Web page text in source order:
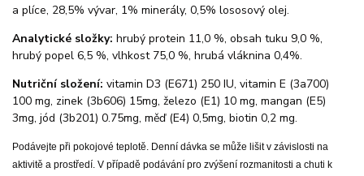
a plíce, 28,5% vývar, 1% minerály, 0,5% lososový olej.
Analytické složky: hrubý protein 11,0 %, obsah tuku 9,0 %,
hrubý popel 6,5 %, vlhkost 75,0 %, hrubá vláknina 0,4%.
Nutriční složení: vitamin D3 (E671) 250 IU, vitamin E (3a700)
100 mg, zinek (3b606) 15mg, železo (E1) 10 mg, mangan (E5)
3mg, jód (3b201) 0.75mg, měď (E4) 0,5mg, biotin 0,2 mg.
Podávejte při pokojové teplotě. Denní dávka se může lišit v závislosti na
aktivitě a prostředí. V případě podávání pro zvýšení rozmanitosti a chuti k